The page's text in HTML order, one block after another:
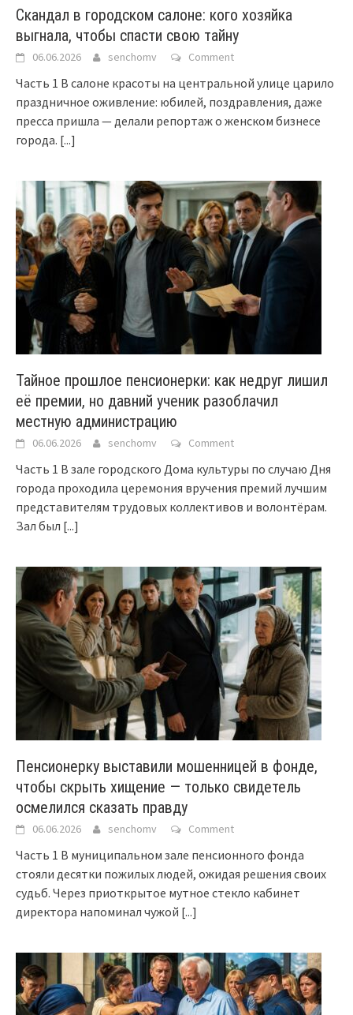
Скандал в городском салоне: кого хозяйка
выгнала, чтобы спасти свою тайну
06.06.2026 senchomv Comment
Часть 1 В салоне красоты на центральной улице царило
праздничное оживление: юбилей, поздравления, даже
пресса пришла — делали репортаж о женском бизнесе
города. [...]
Тайное прошлое пенсионерки: как недруг лишил
её премии, но давний ученик разоблачил
местную администрацию
06.06.2026 senchomv Comment
Часть 1 В зале городского Дома культуры по случаю Дня
города проходила церемония вручения премий лучшим
представителям трудовых коллективов и волонтёрам.
Зал был [...]
Пенсионерку выставили мошенницей в фонде,
чтобы скрыть хищение — только свидетель
осмелился сказать правду
06.06.2026 senchomv Comment
Часть 1 В муниципальном зале пенсионного фонда
стояли десятки пожилых людей, ожидая решения своих
судьб. Через приоткрытое мутное стекло кабинет
директора напоминал чужой [...]